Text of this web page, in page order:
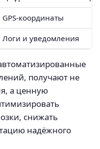
GPS-координаты
Логи и уведомления
получают не
а ценную
снижать
надёжного